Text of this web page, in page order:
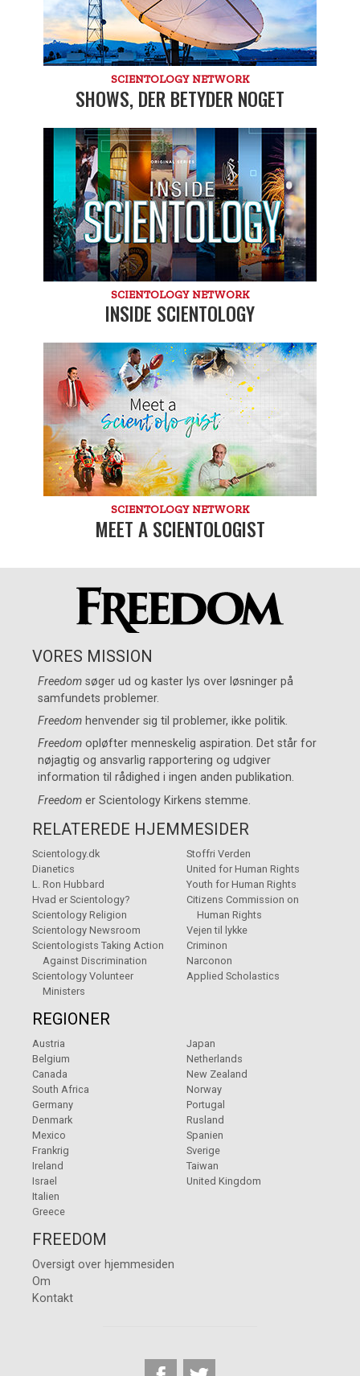
SCIENTOLOGY NETWORK
SHOWS, DER BETYDER NOGET
SCIENTOLOGY NETWORK
INSIDE SCIENTOLOGY
SCIENTOLOGY NETWORK
MEET A SCIENTOLOGIST
VORES MISSION
Freedom søger ud og kaster lys over løsninger på
samfundets problemer.
Freedom henvender sig til problemer, ikke politik.
Freedom opløfter menneskelig aspiration. Det står for
nøjagtig og ansvarlig rapportering og udgiver
information til rådighed i ingen anden publikation.
Freedom erScientology Kirkens stemme.
RELATEREDE HJEMMESIDER
Scientology.dk
Dianetics
L. Ron Hubbard
Hvad er Scientology?
Scientology Religion
Scientology Newsroom
Scientologists Taking Action
Against Discrimination
Scientology Volunteer
Ministers
Stoffri Verden
United for Human Rights
Youth for Human Rights
Citizens Commission on
Human Rights
Vejen til lykke
Criminon
Narconon
Applied Scholastics
REGIONER
Austria
Belgium
Canada
South Africa
Germany
Denmark
Mexico
Frankrig
Ireland
Israel
Italien
Greece
Japan
Netherlands
New Zealand
Norway
Portugal
Rusland
Spanien
Sverige
Taiwan
United Kingdom
FREEDOM
Oversigt over hjemmesiden
Om
Kontakt